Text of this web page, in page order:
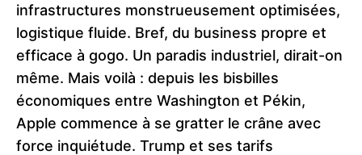
infrastructures monstrueusement optimisées,
logistique fluide. Bref, du business propre et
efficace à gogo. Un paradis industriel, dirait-on
même. Mais voilà : depuis les bisbilles
économiques entre Washington et Pékin,
Apple commence à se gratter le crâne avec
force inquiétude. Trump et ses tarifs